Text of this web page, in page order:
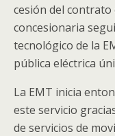
cesión del contrato
concesionaria
tecnológico de la
pública eléctrica
La EMT inicia
este servicio
de servicios de